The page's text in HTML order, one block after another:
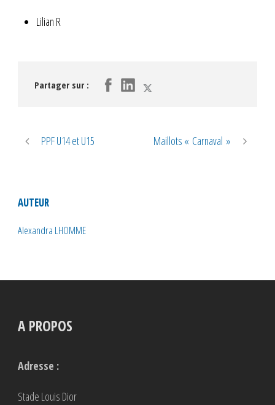
Lilian R
Partager sur :
PPF U14 et U15 Maillots « Carnaval »
AUTEUR
Alexandra LHOMME
A PROPOS
Adresse :
Stade Louis Dior